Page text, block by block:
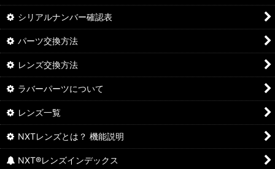
シリアルナンバー確認表
パーツ交換方法
レンズ交換方法
ラバーパーツについて
レンズ一覧
NXTレンズとは？ 機能説明
NXT®レンズインデックス